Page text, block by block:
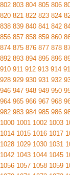
802 803 804 805 806
820 821 822 823 824
838 839 840 841 842
856 857 858 859 860
874 875 876 877 878
892 893 894 895 896
910 911 912 913 914
928 929 930 931 932
946 947 948 949 950
964 965 966 967 968
982 983 984 985 986
1000 1001 1002 1003
1014 1015 1016 1017
1028 1029 1030 1031
1042 1043 1044 1045
1056 1057 1058 1059